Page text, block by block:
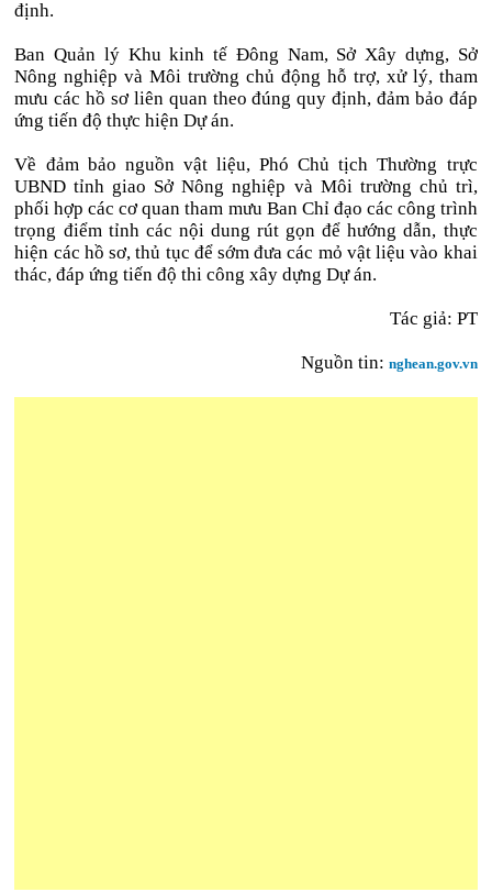
định.
Ban Quản lý Khu kinh tế Đông Nam, Sở Xây dựng, Sở
Nông nghiệp và Môi trường chủ động hỗ trợ, xử lý, tham
mưu các hồ sơ liên quan theo đúng quy định, đảm bảo đáp
ứng tiến độ thực hiện Dự án.
Về đảm bảo nguồn vật liệu, Phó Chủ tịch Thường trực
UBND tỉnh giao Sở Nông nghiệp và Môi trường chủ trì,
phối hợp các cơ quan tham mưu Ban Chỉ đạo các công trình
trọng điểm tỉnh các nội dung rút gọn để hướng dẫn, thực
hiện các hồ sơ, thủ tục để sớm đưa các mỏ vật liệu vào khai
thác, đáp ứng tiến độ thi công xây dựng Dự án.
Tác giả: PT
Nguồn tin: nghean.gov.vn